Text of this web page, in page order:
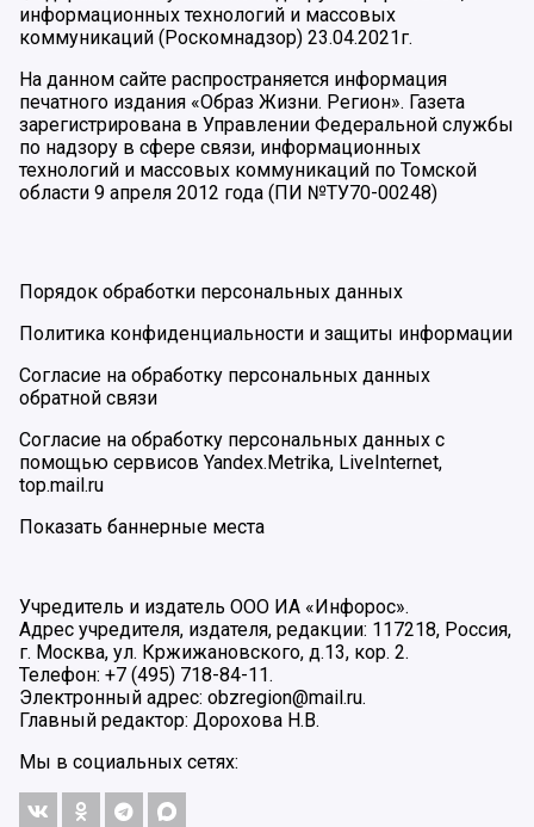
информационных технологий и массовых
коммуникаций (Роскомнадзор) 23.04.2021г.
На данном сайте распространяется информация
печатного издания «Образ Жизни. Регион». Газета
зарегистрирована в Управлении Федеральной службы
по надзору в сфере связи, информационных
технологий и массовых коммуникаций по Томской
области 9 апреля 2012 года (ПИ №ТУ70-00248)
Порядок обработки персональных данных
Политика конфиденциальности и защиты информации
Согласие на обработку персональных данных
обратной связи
Согласие на обработку персональных данных с
помощью сервисов Yandex.Metrika, LiveInternet,
top.mail.ru
Показать баннерные места
Учредитель и издатель ООО ИА «Инфорос».
Адрес учредителя, издателя, редакции: 117218, Россия,
г. Москва, ул. Кржижановского, д.13, кор. 2.
Телефон: +7 (495) 718-84-11.
Электронный адрес: obzregion@mail.ru.
Главный редактор: Дорохова Н.В.
Мы в социальных сетях: